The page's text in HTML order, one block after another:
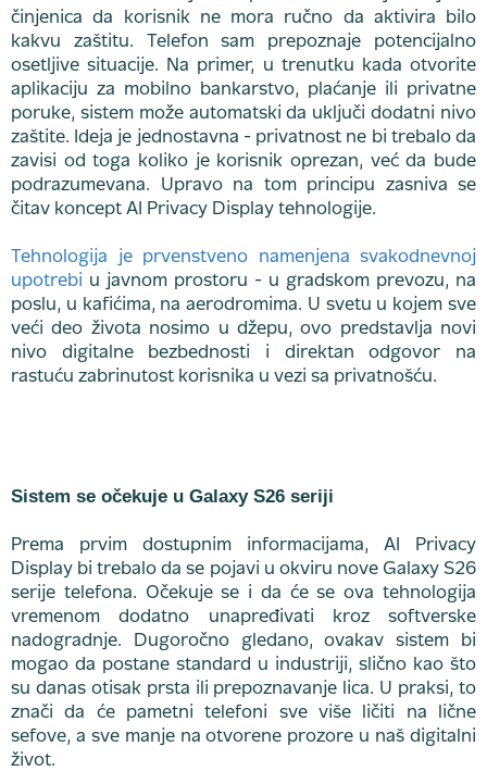
činjenica da korisnik ne mora ručno da aktivira bilo
kakvu zaštitu. Telefon sam prepoznaje potencijalno
osetljive situacije. Na primer, u trenutku kada otvorite
aplikaciju za mobilno bankarstvo, plaćanje ili privatne
poruke, sistem može automatski da uključi dodatni nivo
zaštite. Ideja je jednostavna - privatnost ne bi trebalo da
zavisi od toga koliko je korisnik oprezan, već da bude
podrazumevana. Upravo na tom principu zasniva se
čitav koncept AI Privacy Display tehnologije.
Tehnologija je prvenstveno namenjena svakodnevnoj
upotrebi u javnom prostoru - u gradskom prevozu, na
poslu, u kafićima, na aerodromima. U svetu u kojem sve
veći deo života nosimo u džepu, ovo predstavlja novi
nivo digitalne bezbednosti i direktan odgovor na
rastuću zabrinutost korisnika u vezi sa privatnošću.
Sistem se očekuje u Galaxy S26 seriji
Prema prvim dostupnim informacijama, AI Privacy
Display bi trebalo da se pojavi u okviru nove Galaxy S26
serije telefona. Očekuje se i da će se ova tehnologija
vremenom dodatno unapređivati kroz softverske
nadogradnje. Dugoročno gledano, ovakav sistem bi
mogao da postane standard u industriji, slično kao što
su danas otisak prsta ili prepoznavanje lica. U praksi, to
znači da će pametni telefoni sve više ličiti na lične
sefove, a sve manje na otvorene prozore u naš digitalni
život.